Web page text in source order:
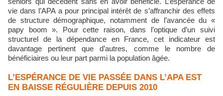
vie dans l’APA a pour principal intérêt de s’affranchir des effets
de structure démographique, notamment de l’avancée du «
papy boom ». Pour cette raison, dans l’optique d’un suivi
structurel de la dépendance en France, cet indicateur est
davantage pertinent que d’autres, comme le nombre de
bénéficiaires ou leur part parmi la population âgée.
L’ESPÉRANCE DE VIE PASSÉE DANS L’APA EST
EN BAISSE RÉGULIÈRE DEPUIS 2010